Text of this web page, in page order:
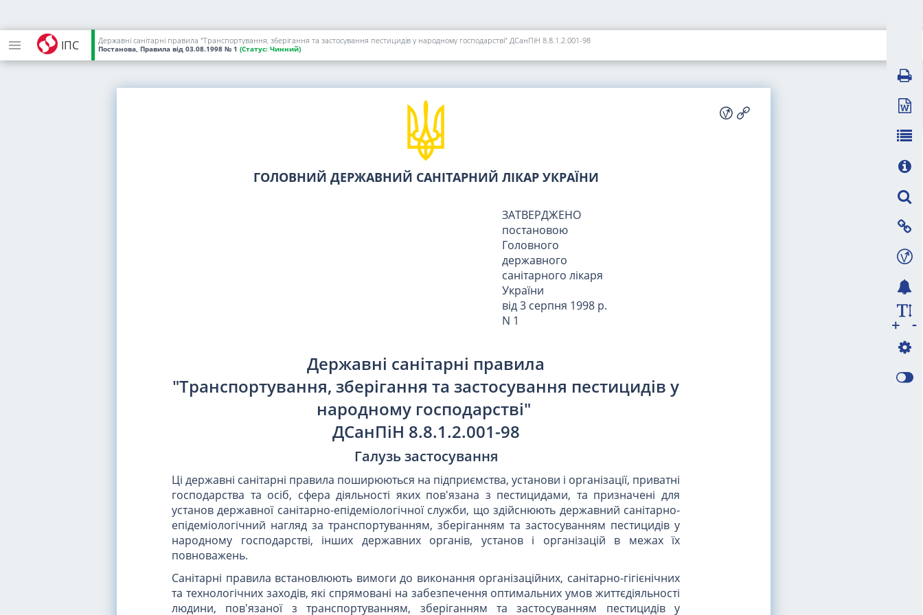
ІПС Державні санітарні правила "Транспортування, зберігання та застосування пестицидів у народному господарстві" ДCанПіН 8.8.1.2.001-98
Постанова, Правила від 03.08.1998 № 1 (Статус: Чинний)
ГОЛОВНИЙ ДЕРЖАВНИЙ САНІТАРНИЙ ЛІКАР УКРАЇНИ
ЗАТВЕРДЖЕНО
постановою
Головного
державного
санітарного лікаря
України
від 3 серпня 1998 р.
N 1
Державні санітарні правила
"Транспортування, зберігання та застосування пестицидів у
народному господарстві"
ДCанПіН 8.8.1.2.001-98
Галузь застосування
Ці державні санітарні правила поширюються на підприємства, установи і організації, приватні
господарства та осіб, сфера діяльності яких пов'язана з пестицидами, та призначені для
установ державної санітарно-епідеміологічної служби, що здійснюють державний санітарно-
епідеміологічний нагляд за транспортуванням, зберіганням та застосуванням пестицидів у
народному господарстві, інших державних органів, установ і організацій в межах їх
повноважень.
Санітарні правила встановлюють вимоги до виконання організаційних, санітарно-гігієнічних
та технологічних заходів, які спрямовані на забезпечення оптимальних умов життєдіяльності
людини, пов'язаної з транспортуванням, зберіганням та застосуванням пестицидів у
-
+